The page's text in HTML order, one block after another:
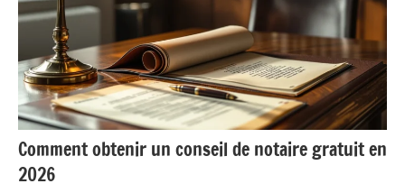
Comment obtenir un conseil de notaire gratuit en
2026